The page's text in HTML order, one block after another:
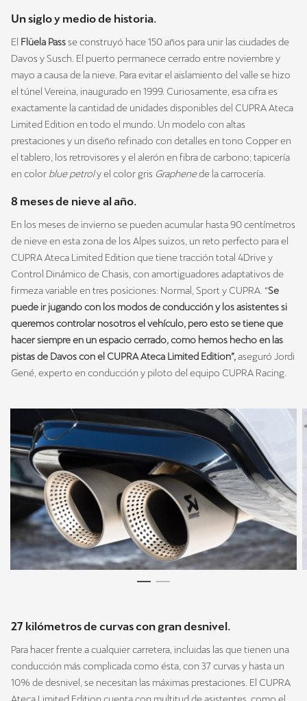
Un siglo y medio de historia.
El Flüela Passse construyó hace 150 años para unir las ciudades de
Davos y Susch. El puerto permanece cerrado entre noviembre y
mayo a causa de la nieve. Para evitar el aislamiento del valle se hizo
el túnel Vereina, inaugurado en 1999. Curiosamente, esa cifra es
exactamente la cantidad de unidades disponibles del CUPRA Ateca
Limited Edition en todo el mundo. Un modelo con altas
prestaciones y un diseño refinado con detalles en tono Copper en
el tablero, los retrovisores y el alerón en fibra de carbono; tapicería
en color blue petroly el color gris Graphenede la carrocería.
8 meses de nieve al año.
En los meses de invierno se pueden acumular hasta 90 centímetros
de nieve en esta zona de los Alpes suizos, un reto perfecto para el
CUPRA Ateca Limited Edition que tiene tracción total 4Drive y
Control Dinámico de Chasis, con amortiguadores adaptativos de
firmeza variable en tres posiciones: Normal, Sport y CUPRA. “Se
puede ir jugando con los modos de conducción y los asistentes si
queremos controlar nosotros el vehículo, pero esto se tiene que
hacer siempre en un espacio cerrado, como hemos hecho en las
pistas de Davos con el CUPRA Ateca Limited Edition”,aseguró Jordi
Gené, experto en conducción y piloto del equipo CUPRA Racing.
27 kilómetros de curvas con gran desnivel.
Para hacer frente a cualquier carretera, incluidas las que tienen una
conducción más complicada como ésta, con 37 curvas y hasta un
10% de desnivel, se necesitan las máximas prestaciones. El CUPRA